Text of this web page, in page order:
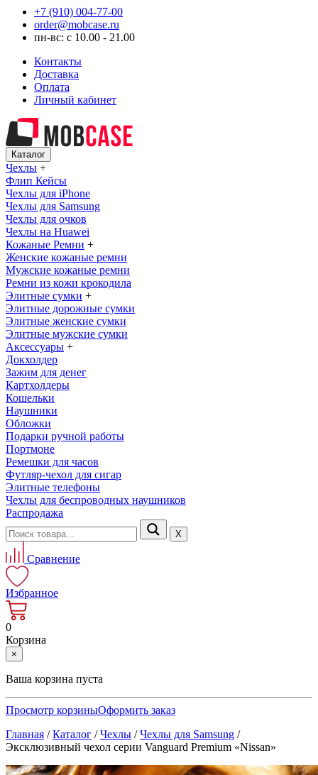
+7 (910) 004-77-00
order@mobcase.ru
пн-вс: с 10.00 - 21.00
Контакты
Доставка
Оплата
Личный кабинет
Каталог
Чехлы +
Флип Кейсы
Чехлы для iPhone
Чехлы для Samsung
Чехлы для очков
Чехлы на Huawei
Кожаные Ремни +
Женские кожаные ремни
Мужские кожаные ремни
Ремни из кожи крокодила
Элитные сумки +
Элитные дорожные сумки
Элитные женские сумки
Элитные мужские сумки
Аксессуары +
Докхолдер
Зажим для денег
Картхолдеры
Кошельки
Наушники
Обложки
Подарки ручной работы
Портмоне
Ремешки для часов
Футляр-чехол для сигар
Элитные телефоны
Чехлы для беспроводных наушников
Распродажа
Х
Сравнение
Избранное
0
Корзина
×
Ваша корзина пуста
Просмотр корзиныОформить заказ
Главная /Каталог /Чехлы /Чехлы для Samsung /
Эксклюзивный чехол серии Vanguard Premium «Nissan»